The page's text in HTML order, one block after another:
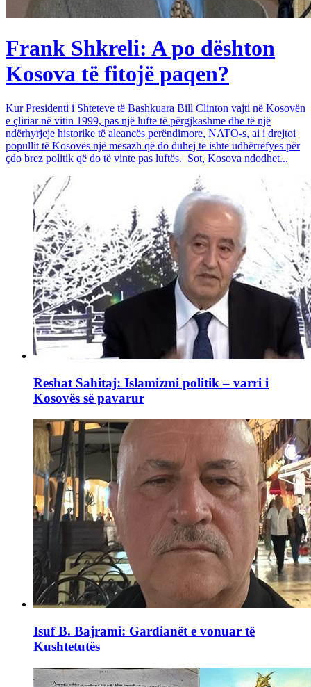
Frank Shkreli: A po dështon
Kosova të fitojë paqen?
Kur Presidenti i Shteteve të Bashkuara Bill Clinton vajti në Kosovën
e çliriar në vitin 1999, pas një lufte të përgjkashme dhe të një
ndërhyrjeje historike të aleancës perëndimore, NATO-s, ai i drejtoi
popullit të Kosovës një mesazh që do duhej të ishte udhërrëfyes për
çdo brez politik që do të vinte pas luftës. Sot, Kosova ndodhet...
Reshat Sahitaj: Islamizmi politik – varri i
Kosovës së pavarur
Isuf B. Bajrami: Gardianët e vonuar të
Kushtetutës